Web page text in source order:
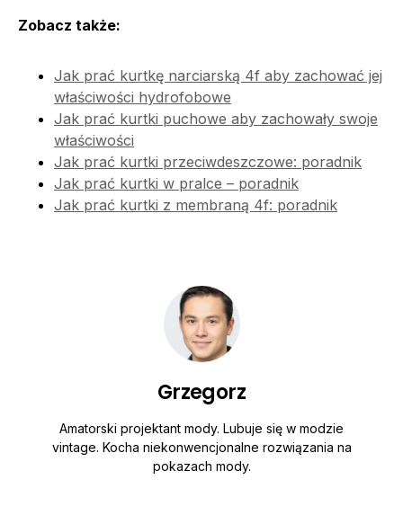
Zobacz także:
Jak prać kurtkę narciarską 4f aby zachować jej
właściwości hydrofobowe
Jak prać kurtki puchowe aby zachowały swoje
właściwości
Jak prać kurtki przeciwdeszczowe: poradnik
Jak prać kurtki w pralce – poradnik
Jak prać kurtki z membraną 4f: poradnik
Grzegorz
Amatorski projektant mody. Lubuje się w modzie
vintage. Kocha niekonwencjonalne rozwiązania na
pokazach mody.